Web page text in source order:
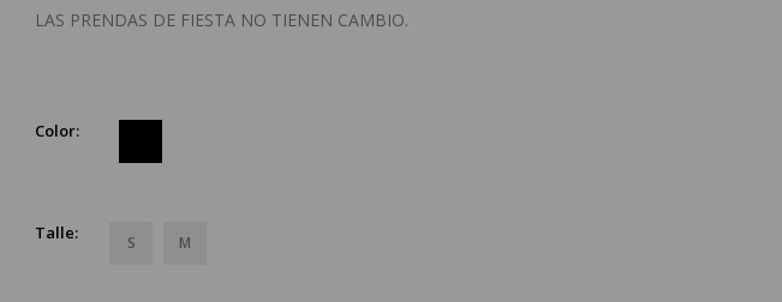
LAS PRENDAS DE FIESTA NO TIENEN CAMBIO.
Color:
Talle: S M